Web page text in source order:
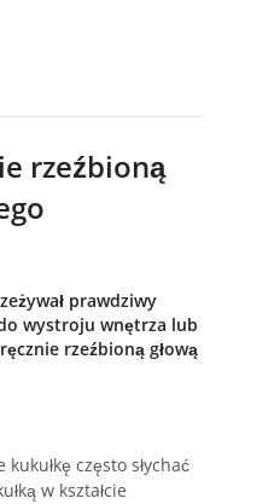
rzeźbioną
prawdziwy
wystroju wnętrza lub
rzeźbioną głową
często słychać
w kształcie